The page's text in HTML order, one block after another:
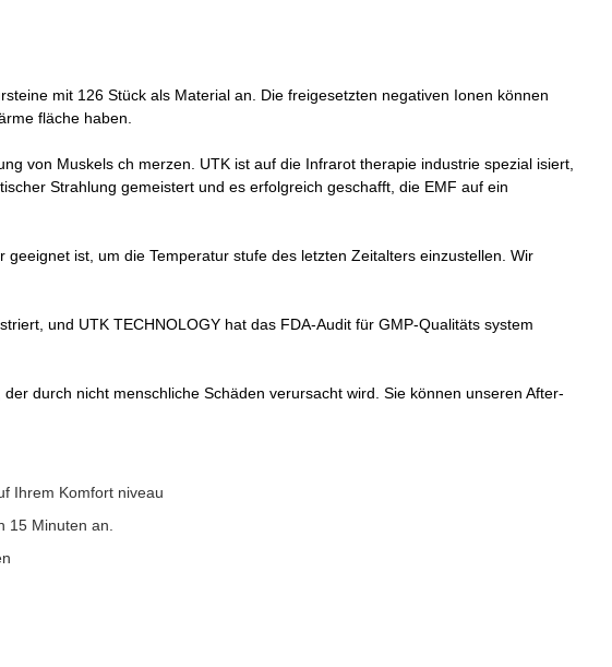
mit 126 Stück als Material an. Die freigesetzten negativen Ionen können
fläche haben.
von Muskels ch merzen. UTK ist auf die Infrarot therapie industrie spezial isiert,
Strahlung gemeistert und es erfolgreich geschafft, die EMF auf ein
ist, um die Temperatur stufe des letzten Zeitalters einzustellen. Wir
und UTK TECHNOLOGY hat das FDA-Audit für GMP-Qualitäts system
durch nicht menschliche Schäden verursacht wird. Sie können unseren After-
Ihrem Komfort niveau
15 Minuten an.